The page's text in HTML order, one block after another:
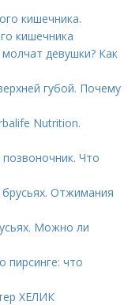
кишечника.
кишечника
девушки? Как
губой. Почему
Nutrition.
Что
Отжимания
Можно ли
пирсинге: что
ХЕЛИК